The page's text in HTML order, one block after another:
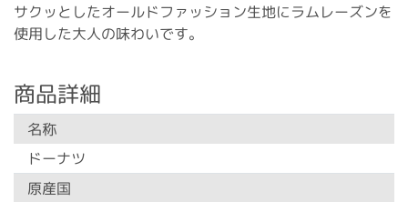
サクッとしたオールドファッション生地にラムレーズンを
使用した大人の味わいです。
商品詳細
名称
ドーナツ
原産国